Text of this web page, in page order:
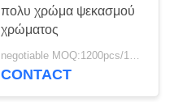
πολυ χρώμα ψεκασμού
χρώματος
CONTACT